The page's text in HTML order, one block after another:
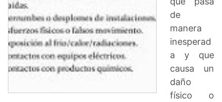
de
manera
inesperad
a y que
causa un
daño
físico o